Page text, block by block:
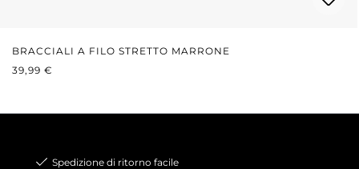
BRACCIALI A FILO STRETTO MARRONE
PREZZO NORMALE:
39,99 €
Spedizione di ritorno facile